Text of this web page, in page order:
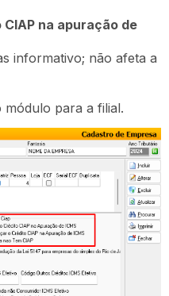
na apuração de
informativo; não afeta a
módulo para a filial.